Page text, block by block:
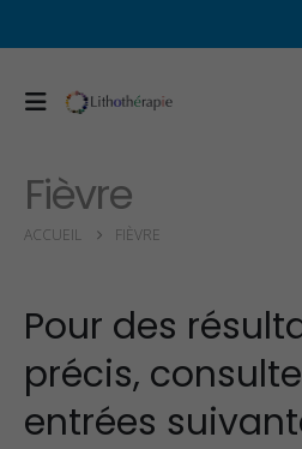
Fièvre
ACCUEIL FIÈVRE
Pour des
précis,
entrées